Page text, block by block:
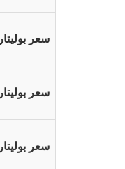
سعر بوليتار 1% شامبو في الامارات
سعر بوليتار 1% شامبو في الكويت
سعر بوليتار 1% شامبو في عمان